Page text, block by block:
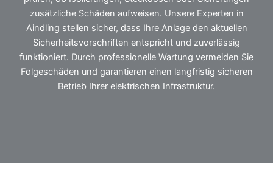
zusätzliche Schäden aufweisen. Unsere Experten in
Aindling stellen sicher, dass Ihre Anlage den aktuellen
Sicherheitsvorschriften entspricht und zuverlässig
funktioniert. Durch professionelle Wartung vermeiden Sie
Folgeschäden und garantieren einen langfristig sicheren
Betrieb Ihrer elektrischen Infrastruktur.